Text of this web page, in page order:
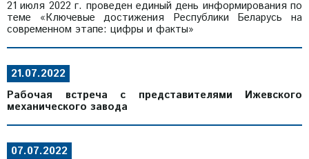
21 июля 2022 г. проведен единый день информирования по
теме «Ключевые достижения Республики Беларусь на
современном этапе: цифры и факты»
21.07.2022
Рабочая встреча с представителями Ижевского
механического завода
07.07.2022